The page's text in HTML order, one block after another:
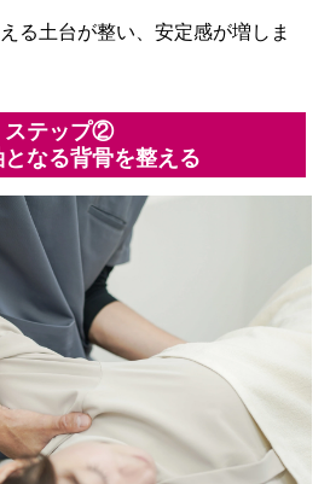
る土台が整い、安定感が増しま
ステップ②
なる背骨を整える